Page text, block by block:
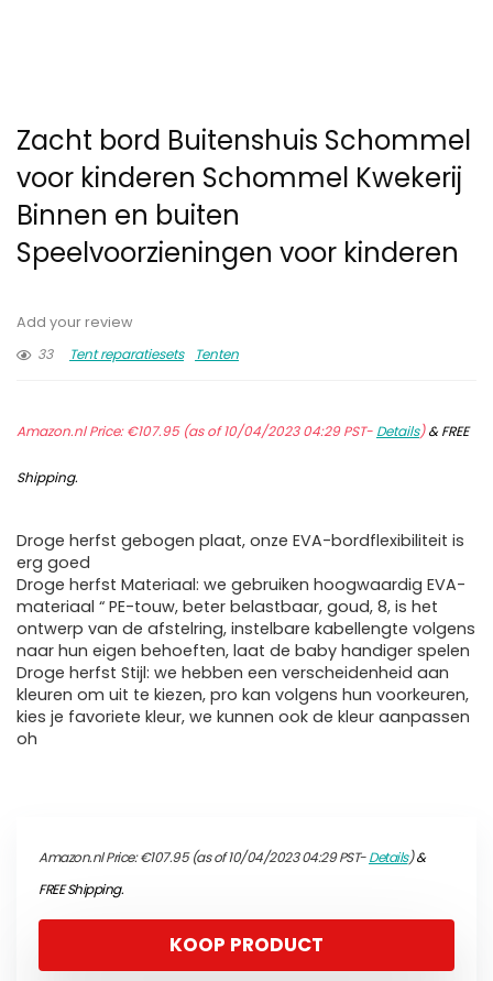
Zacht bord Buitenshuis Schommel
voor kinderen Schommel Kwekerij
Binnen en buiten
Speelvoorzieningen voor kinderen
Add your review
33
Tent reparatiesets Tenten
Amazon.nl Price:€107.95(as of 10/04/2023 04:29 PST- Details)&FREE
Shipping.
Droge herfst gebogen plaat, onze EVA-bordflexibiliteit is
erg goed
Droge herfst Materiaal: we gebruiken hoogwaardig EVA-
materiaal “ PE-touw, beter belastbaar, goud, 8, is het
ontwerp van de afstelring, instelbare kabellengte volgens
naar hun eigen behoeften, laat de baby handiger spelen
Droge herfst Stijl: we hebben een verscheidenheid aan
kleuren om uit te kiezen, pro kan volgens hun voorkeuren,
kies je favoriete kleur, we kunnen ook de kleur aanpassen
oh
Amazon.nl Price:€107.95(as of 10/04/2023 04:29 PST-Details)&
FREE Shipping.
KOOP PRODUCT